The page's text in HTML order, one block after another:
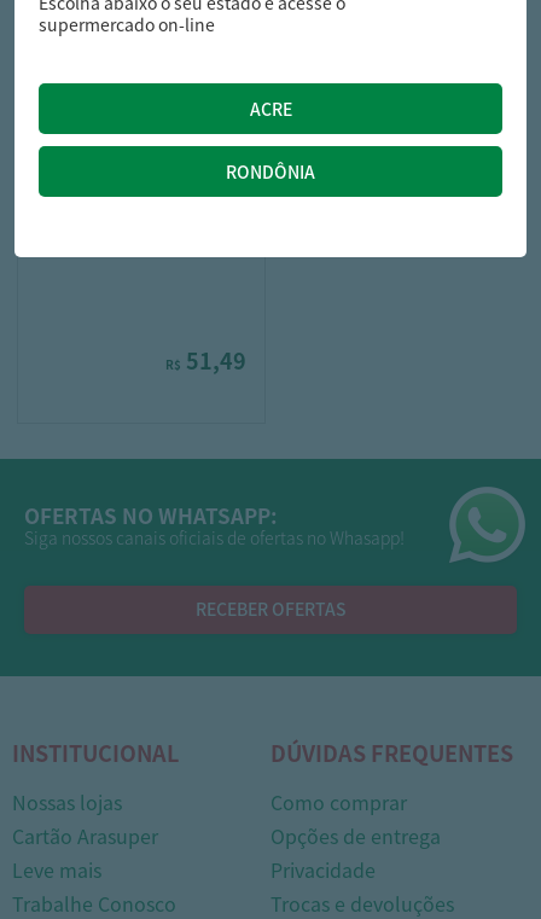
R$ 51,49
OFERTAS NO WHATSAPP:
Siga nossos canais oficiais de ofertas no Whasapp!
RECEBER OFERTAS
INSTITUCIONAL
Nossas lojas
Cartão Arasuper
Leve mais
Trabalhe Conosco
DÚVIDAS FREQUENTES
Como comprar
Opções de entrega
Privacidade
Trocas e devoluções
supermercado on-line